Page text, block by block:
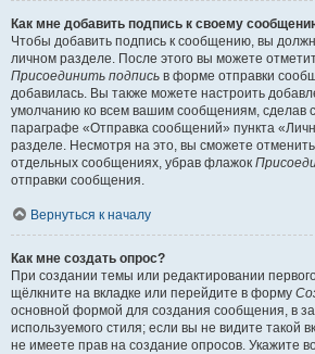
Как мне добавить подпись к своему
Чтобы добавить подпись к сообщению, вы
личном разделе. После этого вы можете
Присоединить подпись в форме отправки
добавилась. Вы также можете настроить
умолчанию ко всем вашим сообщениям, сделав
параграфе «Отправка сообщений» пункта
разделе. Несмотря на это, вы сможете
отдельных сообщениях, убрав флажок
отправки сообщения.
Вернуться к началу
Как мне создать опрос?
При создании темы или редактировании
щёлкните на вкладке или перейдите в форму
основной формой для создания сообщения, в
используемого стиля; если вы не видите такой
не имеете прав на создание опросов. Укажите